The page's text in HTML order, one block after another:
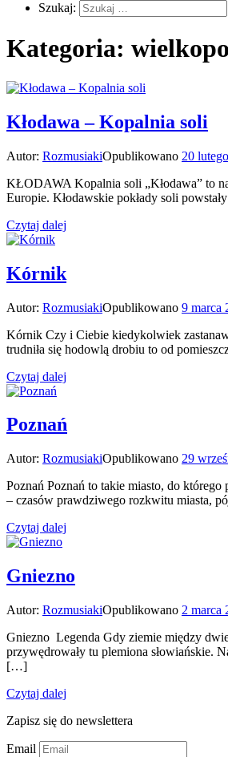
Szukaj:
Kategoria:
Kłodawa – Kopalnia soli
Autor: RozmusiakiOpublikowano 20
KŁODAWA Kopalnia soli „Kłodawa” to
Europie. Kłodawskie pokłady soli
Czytaj dalej
Kórnik
Autor: RozmusiakiOpublikowano 9 marca
Kórnik Czy i Ciebie kiedykolwiek
trudniła się hodowlą drobiu to od
Czytaj dalej
Poznań
Autor: RozmusiakiOpublikowano 29
Poznań Poznań to takie miasto, do
– czasów prawdziwego rozkwitu miasta,
Czytaj dalej
Gniezno
Autor: RozmusiakiOpublikowano 2 marca
Gniezno Legenda Gdy ziemie między
przywędrowały tu plemiona słowiańskie.
[…]
Czytaj dalej
Zapisz się do newslettera
Email